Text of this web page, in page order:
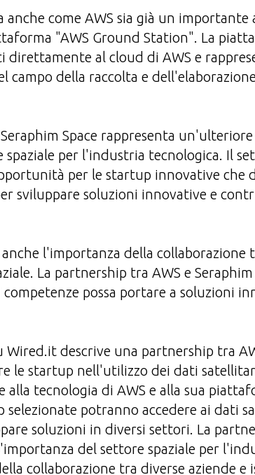
come AWS sia già un
"AWS Ground Station". La
al cloud di AWS e
campo della raccolta e
Space rappresenta
per l'industria tecnologica. Il
per le startup innovative che
sviluppare soluzioni innovative e
l'importanza della collaborazione
La partnership tra AWS e
possa portare a soluzioni
descrive una partnership tra
le startup nell'utilizzo dei dati
alla tecnologia di AWS e alla sua
potranno accedere ai dati
soluzioni in diversi settori. La
del settore spaziale per
collaborazione tra diverse aziende e